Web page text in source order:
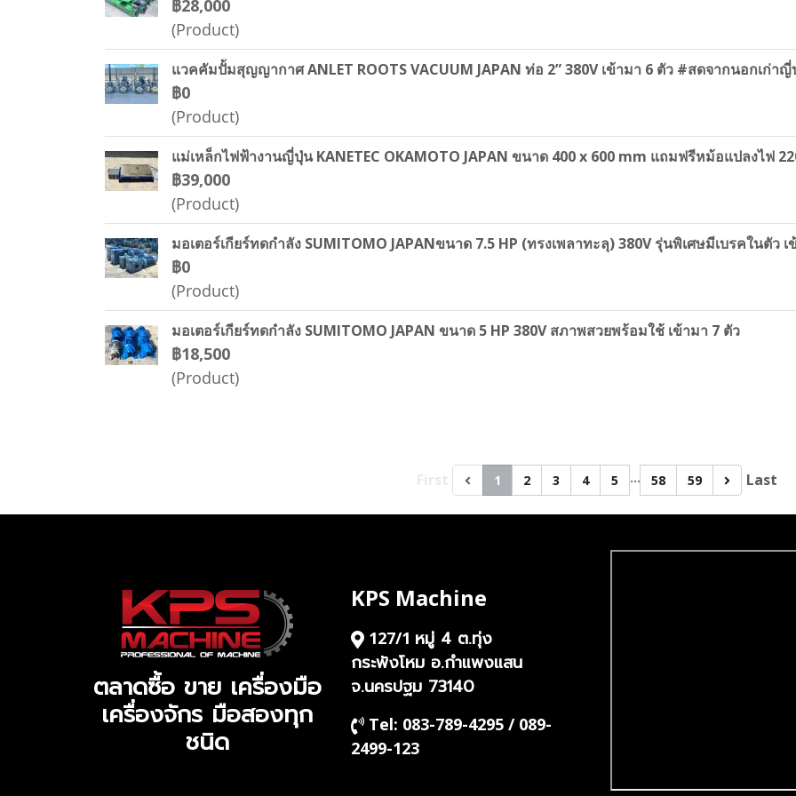
฿28,000
(Product)
แวคคัมปั้มสุญญากาศ ANLET ROOTS VACUUM JAPAN ท่อ 2” 380V เข้ามา 6 ตัว #สดจากนอกเก่า
฿0
(Product)
แม่เหล็กไฟฟ้างานญี่ปุ่น KANETEC OKAMOTO JAPAN ขนาด 400 x 600 mm แถมฟรีหม้อแปลงไฟ
฿39,000
(Product)
มอเตอร์เกียร์ทดกำลัง SUMITOMO JAPANขนาด 7.5 HP (ทรงเพลาทะลุ) 380V รุ่นพิเศษมีเบรคในตัว
฿0
(Product)
มอเตอร์เกียร์ทดกำลัง SUMITOMO JAPAN ขนาด 5 HP 380V สภาพสวยพร้อมใช้ เข้ามา 7 ตัว
฿18,500
(Product)
1 2 3 4 5 … 58 59 Last
ตลาดซื้อ ขาย เครื่องมือ
เครื่องจักร มือสองทุก
ชนิด
KPS Machine
127/1 หมู่ 4 ต.ทุ่ง
กระพังโหม อ.กำแพงแสน
จ.นครปฐม 73140
Tel: 083-789-4295 / 089-
2499-123